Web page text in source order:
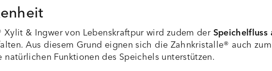
& Ingwer von Lebenskraftpur wird zudem derSpeichelfluss
Aus diesem Grund eignen sich die Zahnkristalle® auch
natürlichen Funktionen des Speichels unterstützen.